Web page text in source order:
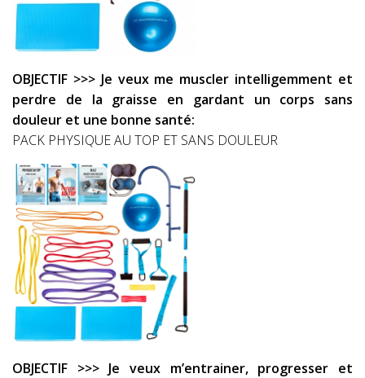
OBJECTIF >>> Je veux me muscler intelligemment et
perdre de la graisse en gardant un corps sans
douleur et une bonne santé:
PACK PHYSIQUE AU TOP ET SANS DOULEUR
OBJECTIF >>> Je veux m’entrainer, progresser et